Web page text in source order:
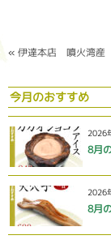
« 伊達本店 噴火湾
今月のおすすめ
2026
8月
2026
8月